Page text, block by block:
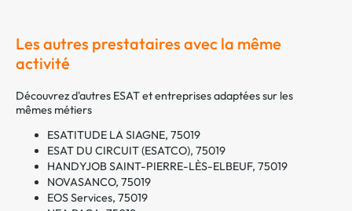
Les autres prestataires avec la même
activité
Découvrez d'autres ESAT et entreprises adaptées sur les
mêmes métiers
ESATITUDE LA SIAGNE, 75019
ESAT DU CIRCUIT (ESATCO), 75019
HANDYJOB SAINT-PIERRE-LÈS-ELBEUF, 75019
NOVASANCO, 75019
EOS Services, 75019